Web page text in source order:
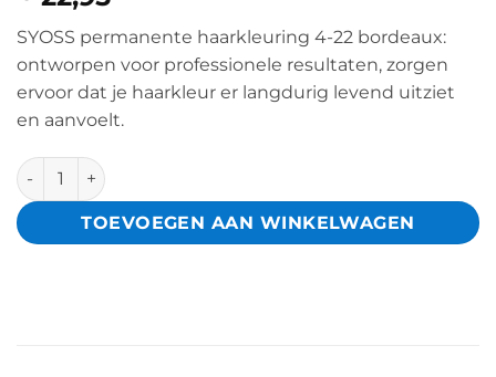
SYOSS permanente haarkleuring 4-22 bordeaux:
ontworpen voor professionele resultaten, zorgen
ervoor dat je haarkleur er langdurig levend uitziet
en aanvoelt.
3x Syoss Permanent Coloration 4-22 Bordeaux aantal
TOEVOEGEN AAN WINKELWAGEN